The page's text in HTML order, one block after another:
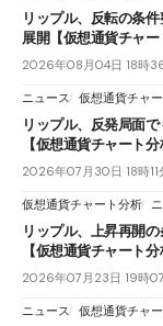
リップル、反転の条
展開【仮想通貨チャ
2026年08月04日 18時
ニュース 仮想通貨チャ
リップル、反発局面
【仮想通貨チャート
2026年07月30日 18時11
仮想通貨チャート分析
リップル、上昇再開
【仮想通貨チャート
2026年07月23日 19時
ニュース 仮想通貨チャ